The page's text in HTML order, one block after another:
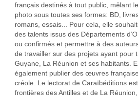
français destinés à tout public, mêlant
photo sous toutes ses formes: BD,
romans, essais... Pour cela, elle
des talents issus des Départements
ou confirmés et permettre à des
de travailler sur des projets ayant pour
Guyane, La Réunion et ses habitants.
également publier des œuvres
créole. Le lectorat de Caraïbéditions
frontières des Antilles et de La Réunion,